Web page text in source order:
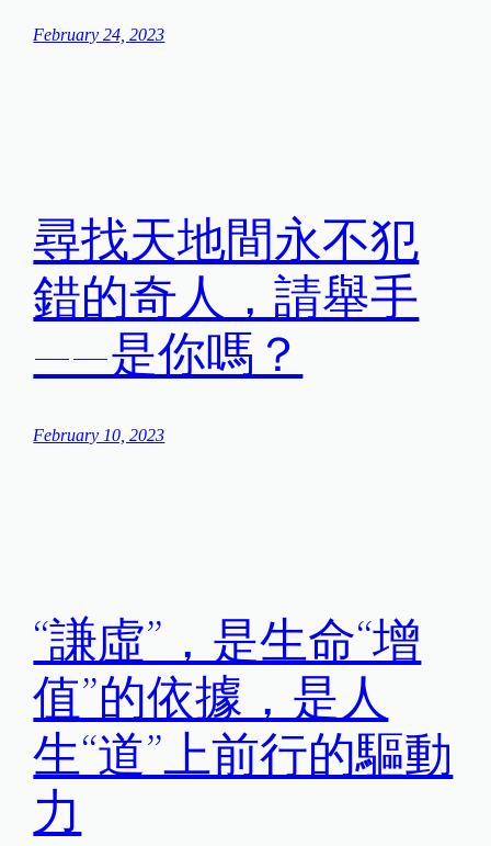
February 24, 2023
尋找天地間永不犯
錯的奇人，請舉手
——是你嗎？
February 10, 2023
“謙虛”，是生命“增
值”的依據，是人
生“道”上前行的驅動
力